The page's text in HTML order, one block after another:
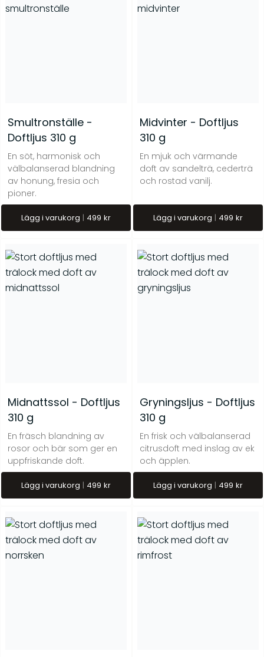
Smultronställe -
Doftljus 310 g
En söt, harmonisk och
välbalanserad blandning
av honung, fresia och
pioner.
Lägg i varukorg 499 kr
Midvinter - Doftljus
310 g
En mjuk och värmande
doft av sandelträ, cederträ
och rostad vanilj.
Lägg i varukorg 499 kr
Midnattssol - Doftljus
310 g
En fräsch blandning av
rosor och bär som ger en
uppfriskande doft.
Lägg i varukorg 499 kr
Gryningsljus - Doftljus
310 g
En frisk och välbalanserad
citrusdoft med inslag av ek
och äpplen.
Lägg i varukorg 499 kr